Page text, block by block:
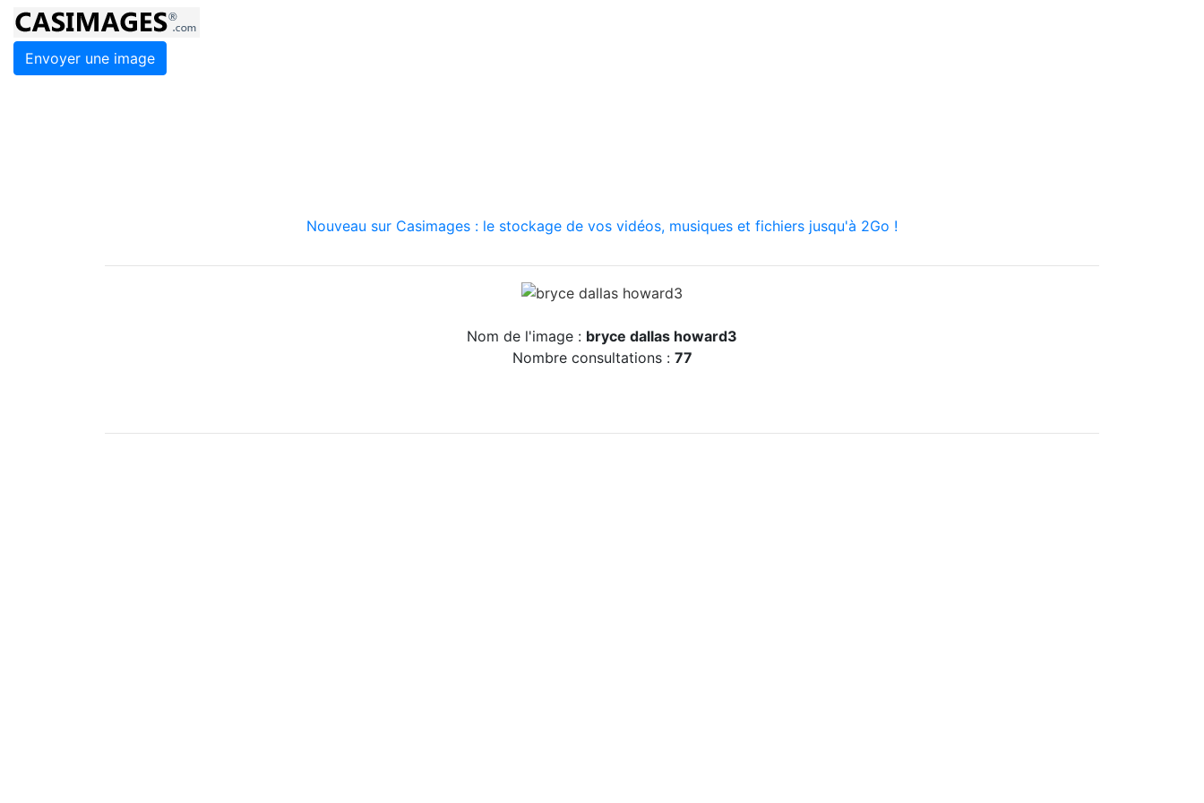
Envoyer une image
Nouveau sur Casimages : le stockage de vos vidéos, musiques et fichiers jusqu'à 2Go !
Nom de l'image : bryce dallas howard3
Nombre consultations : 77